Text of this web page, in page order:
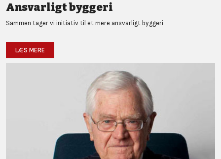
Ansvarligt byggeri
Sammen tager vi initiativ til et mere ansvarligt byggeri
LÆS MERE